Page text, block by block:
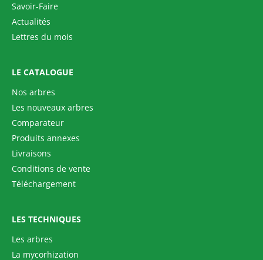
Savoir-Faire
Actualités
Lettres du mois
LE CATALOGUE
Nos arbres
Les nouveaux arbres
Comparateur
Produits annexes
Livraisons
Conditions de vente
Téléchargement
LES TECHNIQUES
Les arbres
La mycorhization